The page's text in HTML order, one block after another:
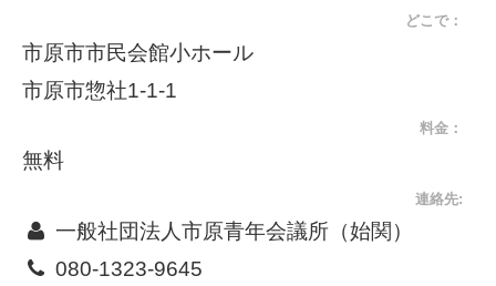
どこで：
市原市市民会館小ホール
市原市惣社1-1-1
料金：
無料
連絡先:
一般社団法人市原青年会議所（始関）
080-1323-9645